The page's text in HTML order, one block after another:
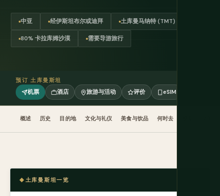
中亚 经伊斯坦布尔或迪拜 土库曼马纳特 (TMT)
80% 卡拉库姆沙漠 需要导游旅行
预订 土库曼斯坦
机票 酒店 旅游与活动 评价 eSIM
概述 历史 目的地 文化与礼仪 美食与饮品 何时去
土库曼斯坦一览